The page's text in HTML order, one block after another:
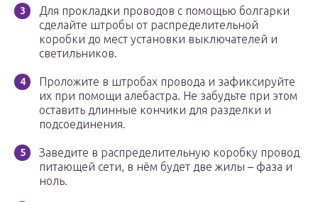
Для прокладки проводов с помощью болгарки
сделайте штробы от распределительной
коробки до мест установки выключателей и
светильников.
Проложите в штробах провода и зафиксируйте
их при помощи алебастра. Не забудьте при этом
оставить длинные кончики для разделки и
подсоединения.
Заведите в распределительную коробку провод
питающей сети, в нём будет две жилы – фаза и
ноль.